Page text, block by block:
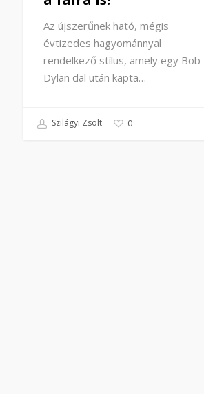
Az újszerűnek ható, mégis
évtizedes hagyománnyal
rendelkező stílus, amely egy Bob
Dylan dal után kapta…
Szilágyi Zsolt 0